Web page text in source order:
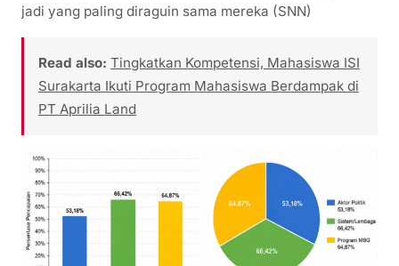
jadi yang paling diraguin sama mereka (SNN)
Read also: Tingkatkan Kompetensi, Mahasiswa ISI
Surakarta Ikuti Program Mahasiswa Berdampak di
PT Aprilia Land